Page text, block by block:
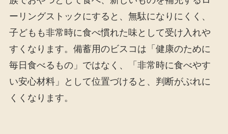
ーリングストックにすると、無駄になりにくく、
子どもも非常時に食べ慣れた味として受け入れや
すくなります。備蓄用のビスコは「健康のために
毎日食べるもの」ではなく、「非常時に食べやす
い安心材料」として位置づけると、判断がぶれに
くくなります。